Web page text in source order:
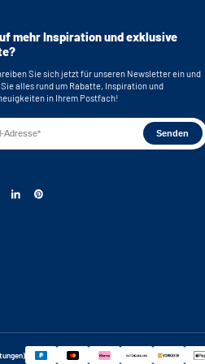
55,2 x 30,5 (funktionale Aufbewahrungshöhe) x
Waschmaschine: 62 x 86 x 65 cm (BxHxT)
59.1 cm
ca. 60 cm erhöht
mehr Inspiration und exklusive
Sie sich jetzt für unseren Newsletter ein und
alles rund um Rabatte, Inspiration und
in Ihrem Postfach!